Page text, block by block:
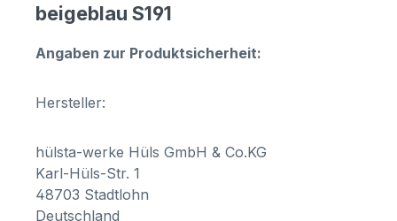
beigeblau S191
Angaben zur Produktsicherheit:
Hersteller:
hülsta-werke Hüls GmbH & Co.KG
Karl-Hüls-Str. 1
48703 Stadtlohn
Deutschland